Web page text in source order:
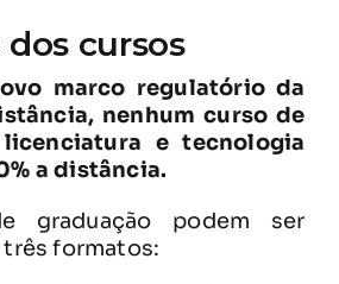
cursos
marco regulatório da
nenhum curso de
licenciatura e tecnologia
a distância.
graduação podem ser
formatos: